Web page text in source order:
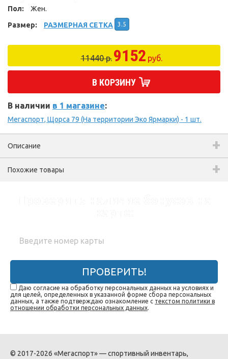
Пол:
Жен.
Размер:
РАЗМЕРНАЯ СЕТКА 3.5
11440 р. 9152 руб.
В КОРЗИНУ
В наличии в 1 магазине:
Мегаспорт, Щорса 79 (На территории Эко Ярмарки) - 1 шт.
Описание
Похожие товары
ПРОВЕРИТЬ!
Даю согласие на обработку персональных данных на условиях и
для целей, определенных в указанной форме сбора персональных
данных, а также подтверждаю ознакомление с текстом политики в
отношении обработки персональных данных.
© 2017-2026 «Мегаспорт» — спортивный инвентарь,